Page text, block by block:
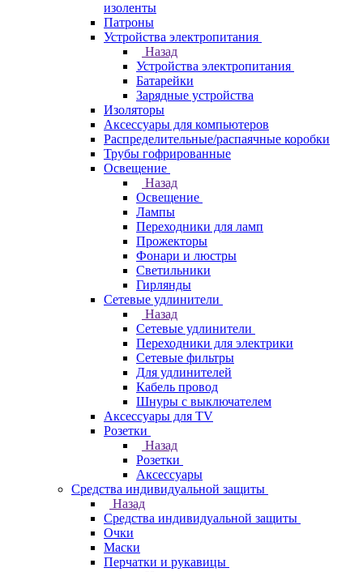
изоленты
Патроны
Устройства электропитания
Назад
Устройства электропитания
Батарейки
Зарядные устройства
Изоляторы
Аксессуары для компьютеров
Распределительные/распаячные коробки
Трубы гофрированные
Освещение
Назад
Освещение
Лампы
Переходники для ламп
Прожекторы
Фонари и люстры
Светильники
Гирлянды
Сетевые удлинители
Назад
Сетевые удлинители
Переходники для электрики
Сетевые фильтры
Для удлинителей
Кабель провод
Шнуры с выключателем
Аксессуары для TV
Розетки
Назад
Розетки
Аксессуары
Средства индивидуальной защиты
Назад
Средства индивидуальной защиты
Очки
Маски
Перчатки и рукавицы